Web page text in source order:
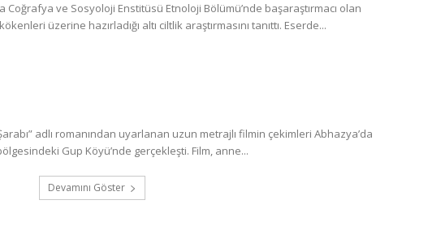
ve Sosyoloji Enstitüsü Etnoloji Bölümü’nde başaraştırmacı olan
üzerine hazırladığı altı ciltlik araştırmasını tanıttı. Eserde...
adlı romanından uyarlanan uzun metrajlı filmin çekimleri Abhazya’da
Gup Köyü’nde gerçekleşti. Film, anne...
Devamını Göster